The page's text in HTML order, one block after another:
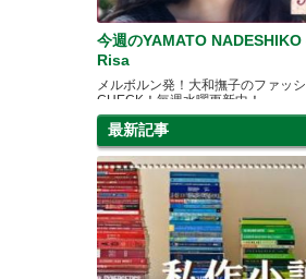
今週のYAMATO NADESHIKO
Risa
メルボルン発！大和撫子のファッ
CHECK！毎週水曜更新中！
最新記事